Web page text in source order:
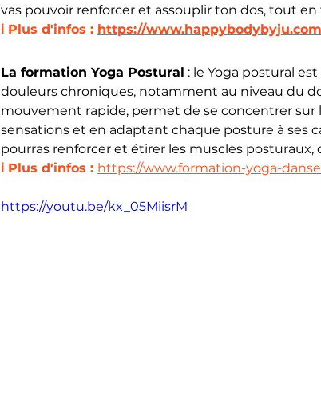
vas pouvoir renforcer et assouplir ton dos, tout
ℹ️ Plus d'infos : https://
La formation Yoga Postural : le Yoga postural
douleurs chroniques, notamment au niveau du
mouvement rapide, permet de se concentrer
sensations et en adaptant chaque posture à ses
pourras renforcer et étirer les muscles
ℹ️ Plus d'infos : https://www.formation-yoga-
https://youtu.be/kx_05MiisrM